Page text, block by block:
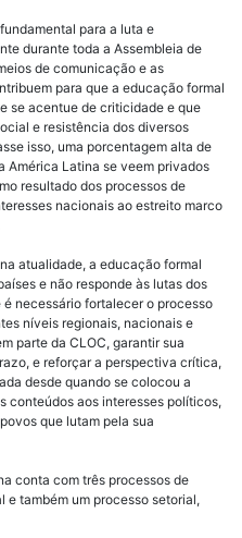
para a luta e
durante toda a Assembleia de
de comunicação e as
para que a educação formal
se acentue de criticidade e que
e resistência dos diversos
isso, uma porcentagem alta de
América Latina se veem privados
resultado dos processos de
nacionais ao estreito marco
atualidade, a educação formal
e não responde às lutas dos
necessário fortalecer o processo
níveis regionais, nacionais e
parte da CLOC, garantir sua
e reforçar a perspectiva crítica,
desde quando se colocou a
conteúdos aos interesses políticos,
que lutam pela sua
conta com três processos de
e também um processo setorial,